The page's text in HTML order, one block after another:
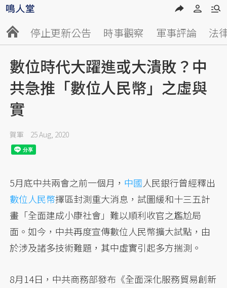
停止更新公告 時事觀察 軍事評論 法
數位時代大躍進或大潰敗？中
共急推「數位人民幣」之虛與
實
賀軍 25 Aug, 2020
5月底中共兩會之前一個月， 中國人民銀行曾經釋出
數位人民幣擇區封測重大消息，試圖緩和十三五計
畫「全面建成小康社會」難以順利收官之尷尬局
面。如今，中共再度宣傳數位人民幣擴大試點，由
於涉及諸多技術難題，其中虛實引起多方揣測。
8月14日，中共商務部發布《全面深化服務貿易創新